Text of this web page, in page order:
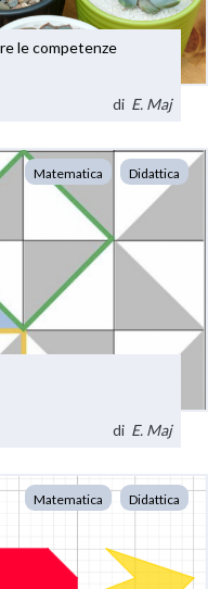
le competenze
di E. Maj
Matematica Didattica
di E. Maj
Matematica Didattica